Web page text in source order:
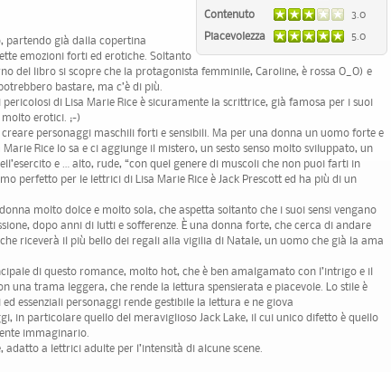
Contenuto
3.0
Piacevolezza
5.0
partendo già dalla copertina
emozioni forti ed erotiche. Soltanto
del libro si scopre che la protagonista femminile, Caroline, è rossa O_O) e
bastare, ma c’è di più.
di Lisa Marie Rice è sicuramente la scrittrice, già famosa per i suoi
erotici. ;-)
creare personaggi maschili forti e sensibili. Ma per una donna un uomo forte e
Rice lo sa e ci aggiunge il mistero, un sesto senso molto sviluppato, un
e … alto, rude, “con quel genere di muscoli che non puoi farti in
perfetto per le lettrici di Lisa Marie Rice è Jack Prescott ed ha più di un
molto dolce e molto sola, che aspetta soltanto che i suoi sensi vengano
dopo anni di lutti e sofferenze. È una donna forte, che cerca di andare
riceverà il più bello dei regali alla vigilia di Natale, un uomo che già la ama
di questo romance, molto hot, che è ben amalgamato con l’intrigo e il
una trama leggera, che rende la lettura spensierata e piacevole. Lo stile è
essenziali personaggi rende gestibile la lettura e ne giova
in particolare quello del meraviglioso Jack Lake, il cui unico difetto è quello
immaginario.
a lettrici adulte per l’intensità di alcune scene.